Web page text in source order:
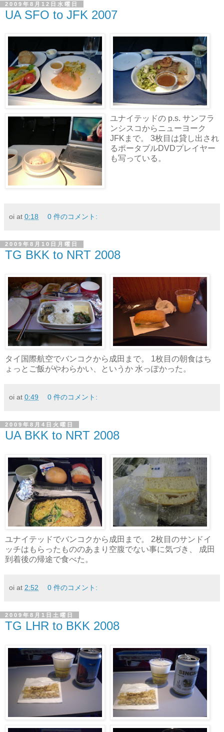
2009年8月12日水曜日
UA SFO to JFK 2007
ユナイテッドの p.s. サンフラ
ンシスコからニューヨーク
JFKまで。 3枚目は貸し出され
るポータブルDVDプレイヤー
も写っている。
oi at 0:18 0 件のコメント:
2009年8月10日月曜日
TG BKK to NRT 2008
タイ国際航空でバンコクから成田まで。 1枚目の朝食はち
ょっとご飯がやわらかい、というか 水っぽかった。
oi at 0:49 0 件のコメント:
2009年8月4日火曜日
UA BKK to NRT 2008
ユナイテッドでバンコクから成田まで。 2枚目のサンドイ
ッチはもらったもののあまり空腹でない事に気づき、 成田
到着後の帰途で食べた。
oi at 2:52 0 件のコメント:
2009年8月1日土曜日
TG LHR to BKK 2008